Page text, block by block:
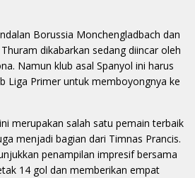
Borussia Monchengladbach dan
dikabarkan sedang diincar oleh
Namun klub asal Spanyol ini harus
Liga Primer untuk memboyongnya ke
merupakan salah satu pemain terbaik
menjadi bagian dari Timnas Prancis.
penampilan impresif bersama
14 gol dan memberikan empat